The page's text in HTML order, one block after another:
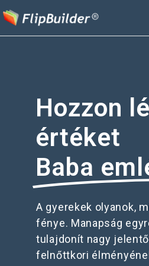
Hozzon
értéket
Baba
A gyerekek olyanok,
fénye. Manapság
tulajdonít nagy
felnőttkori